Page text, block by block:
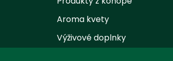
Aroma kvety
Výživové doplnky